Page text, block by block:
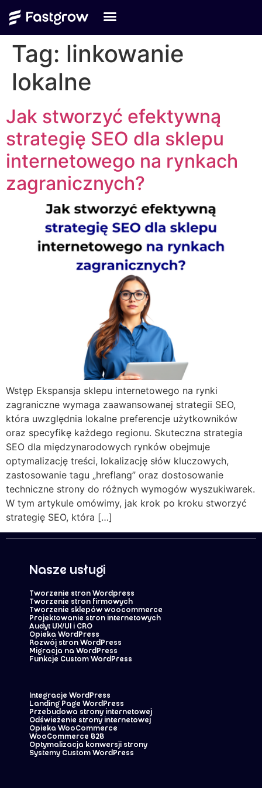
Tag: linkowanie
lokalne
Jak stworzyć efektywną
strategię SEO dla sklepu
internetowego na rynkach
zagranicznych?
Wstęp Ekspansja sklepu internetowego na rynki
zagraniczne wymaga zaawansowanej strategii SEO,
która uwzględnia lokalne preferencje użytkowników
oraz specyfikę każdego regionu. Skuteczna strategia
SEO dla międzynarodowych rynków obejmuje
optymalizację treści, lokalizację słów kluczowych,
zastosowanie tagu „hreflang” oraz dostosowanie
techniczne strony do różnych wymogów wyszukiwarek.
W tym artykule omówimy, jak krok po kroku stworzyć
strategię SEO, która […]
Nasze usługi
Tworzenie stron Wordpress
Tworzenie stron firmowych
Tworzenie sklepów woocommerce
Projektowanie stron internetowych
Audyt UX/UI i CRO
Opieka WordPress
Rozwój stron WordPress
Migracja na WordPress
Funkcje Custom WordPress
Integracje WordPress
Landing Page WordPress
Przebudowa strony internetowej
Odświeżenie strony internetowej
Opieka WooCommerce
WooCommerce B2B
Optymalizacja konwersji strony
Systemy Custom WordPress